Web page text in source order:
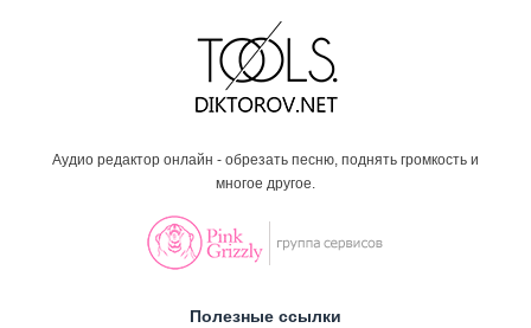
Аудио редактор онлайн - обрезать песню, поднять громкость и
многое другое.
Полезные ссылки